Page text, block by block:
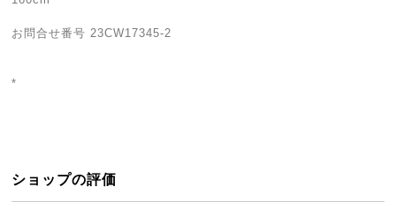
お問合せ番号 23CW17345-2
*
ショップの評価